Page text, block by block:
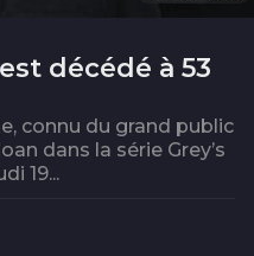
décédé à 53
connu du grand public
dans la série Grey’s
19...